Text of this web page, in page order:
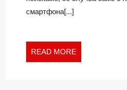
смартфона[...]
READ MORE
MORE